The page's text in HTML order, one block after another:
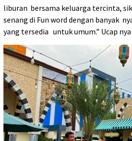
liburan bersama keluarga tercinta,
senang di Fun word dengan banyak
yang tersedia untuk umum.” Ucap nya